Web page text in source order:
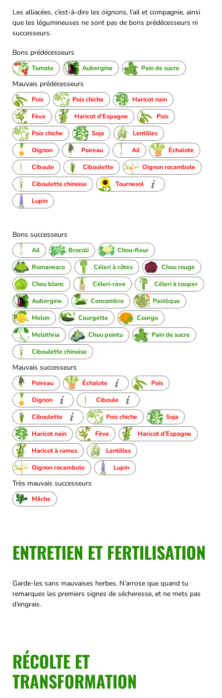
Les alliacées, c’est-à-dire les oignons, l’ail et compagnie, ainsi
que les légumineuses ne sont pas de bons prédécesseurs ni
successeurs.
Bons prédécesseurs
Tomate Aubergine Pain de sucre
Mauvais prédécesseurs
Pois Pois chiche
Haricot nain
Fève
Haricot d'Espagne
Pois
Pois chiche
Soja
Lentilles
Oignon
Poireau Ail
Échalote
Ciboule
Ciboulette
Oignon rocambole
Ciboulette chinoise
Tournesol
Lupin
Bons successeurs
Ail Brocoli
Chou-fleur
Romanesco
Céleri à côtes
Chou rouge
Chou blanc
Céleri-rave
Céleri à couper
Aubergine
Concombre
Pastèque
Melon
Courgette
Courge
Melothria
Chou pointu
Pain de sucre
Ciboulette chinoise
Mauvais successeurs
Poireau Échalote
Pois
Oignon
Ciboule
Ciboulette
Pois chiche
Soja
Haricot nain
Fève
Haricot d'Espagne
Haricot à rames
Lentilles
Oignon rocambole
Lupin
Très mauvais successeurs
Mâche
ENTRETIEN ET FERTILISATION
Garde-les sans mauvaises herbes. N’arrose que quand tu
remarques les premiers signes de sécheresse, et ne mets pas
d’engrais.
RÉCOLTE ET
TRANSFORMATION